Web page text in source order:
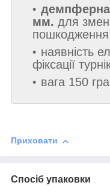
демпферна
мм. для
пошкодження
наявність
фіксації
вага 150
Приховати
Спосіб упаковки